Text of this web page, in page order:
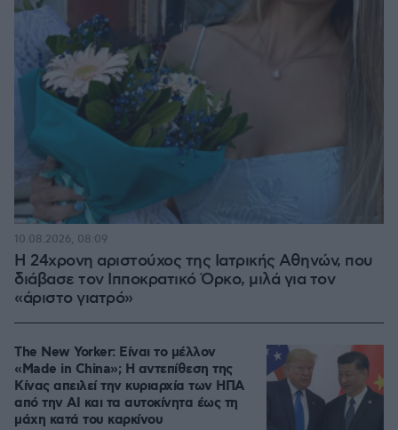
Η 24χρονη αριστούχος της Ιατρικής Αθηνών, που
διάβασε τον Ιπποκρατικό Όρκο, μιλά για τον
«άριστο γιατρό»
10.08.2026, 08:09
The New Yorker: Είναι το μέλλον
«Made in China»; Η αντεπίθεση της
Κίνας απειλεί την κυριαρχία των ΗΠΑ
από την ΑΙ και τα αυτοκίνητα έως τη
μάχη κατά του καρκίνου